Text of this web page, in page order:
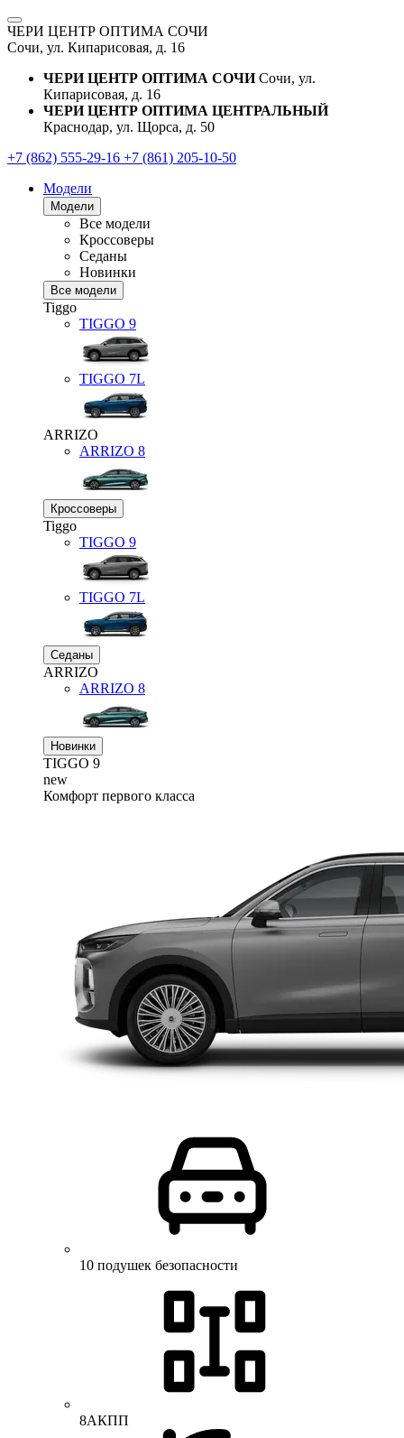
ЧЕРИ ЦЕНТР ОПТИМА СОЧИ
Сочи, ул. Кипарисовая, д. 16
ЧЕРИ ЦЕНТР ОПТИМА СОЧИ Сочи, ул.
Кипарисовая, д. 16
ЧЕРИ ЦЕНТР ОПТИМА ЦЕНТРАЛЬНЫЙ
Краснодар, ул. Щорса, д. 50
+7 (862) 555-29-16 +7 (861) 205-10-50
Модели
Модели
Все модели
Кроссоверы
Седаны
Новинки
Все модели
Tiggo
TIGGO 9
TIGGO 7L
ARRIZO
ARRIZO 8
Кроссоверы
Tiggo
TIGGO 9
TIGGO 7L
Седаны
ARRIZO
ARRIZO 8
Новинки
TIGGO 9
new
Комфорт первого класса
10 подушек безопасности
8АКПП